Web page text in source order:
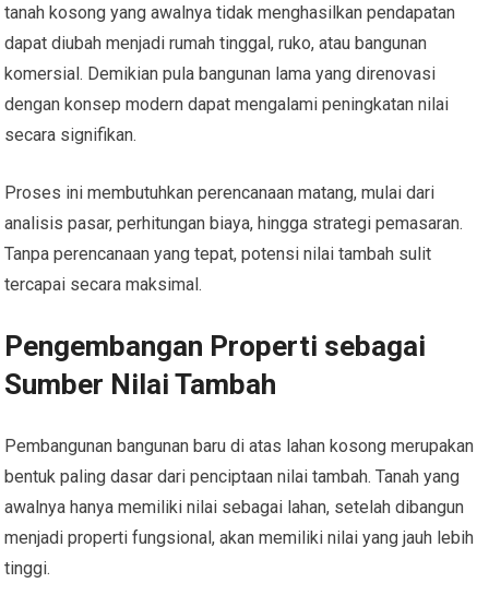
tanah kosong yang awalnya tidak menghasilkan pendapatan
dapat diubah menjadi rumah tinggal, ruko, atau bangunan
komersial. Demikian pula bangunan lama yang direnovasi
dengan konsep modern dapat mengalami peningkatan nilai
secara signifikan.
Proses ini membutuhkan perencanaan matang, mulai dari
analisis pasar, perhitungan biaya, hingga strategi pemasaran.
Tanpa perencanaan yang tepat, potensi nilai tambah sulit
tercapai secara maksimal.
Pengembangan Properti sebagai
Sumber Nilai Tambah
Pembangunan bangunan baru di atas lahan kosong merupakan
bentuk paling dasar dari penciptaan nilai tambah. Tanah yang
awalnya hanya memiliki nilai sebagai lahan, setelah dibangun
menjadi properti fungsional, akan memiliki nilai yang jauh lebih
tinggi.